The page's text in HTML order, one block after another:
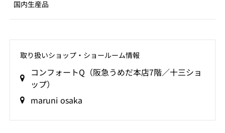
国内生産品
取り扱いショップ‧ショールーム情報
コンフォートQ（阪急うめだ本店7階／十三ショ
ップ）
maruni osaka